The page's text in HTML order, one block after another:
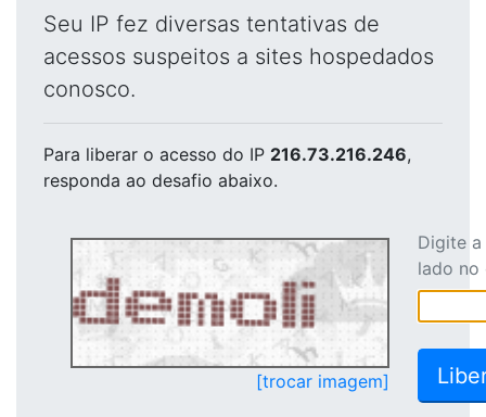
Seu IP fez diversas tentativas de
acessos suspeitos a sites hospedados
conosco.
Para liberar o acesso do IP 216.73.216.246,
responda ao desafio abaixo.
[trocar imagem]
Digite
lado no